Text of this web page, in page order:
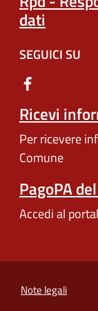
dati
SEGUICI SU
Ricevi
Per ricevere
Comune
PagoPA
Accedi al
Note legali